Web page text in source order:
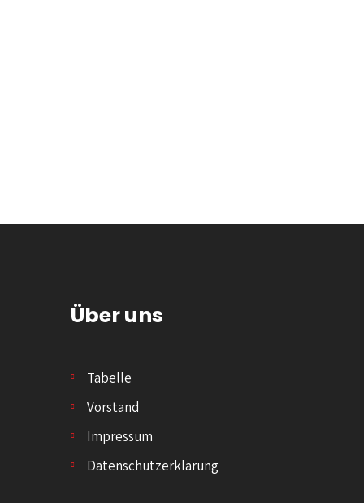
Über uns
Tabelle
Vorstand
Impressum
Datenschutzerklärung